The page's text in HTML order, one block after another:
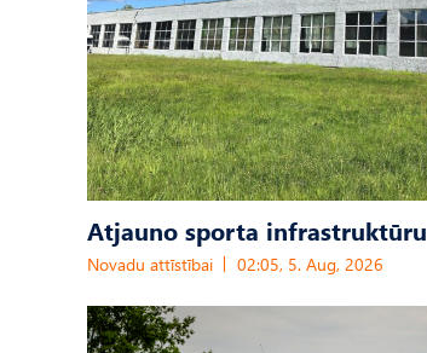
Atjauno sporta infrastruktūru
Novadu attīstībai 02:05, 5. Aug, 2026